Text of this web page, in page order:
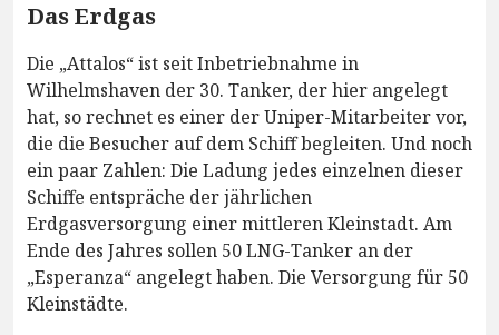
Das Erdgas
Die „Attalos“ ist seit Inbetriebnahme in
Wilhelmshaven der 30. Tanker, der hier angelegt
hat, so rechnet es einer der Uniper-Mitarbeiter vor,
die die Besucher auf dem Schiff begleiten. Und noch
ein paar Zahlen: Die Ladung jedes einzelnen dieser
Schiffe entspräche der jährlichen
Erdgasversorgung einer mittleren Kleinstadt. Am
Ende des Jahres sollen 50 LNG-Tanker an der
„Esperanza“ angelegt haben. Die Versorgung für 50
Kleinstädte.